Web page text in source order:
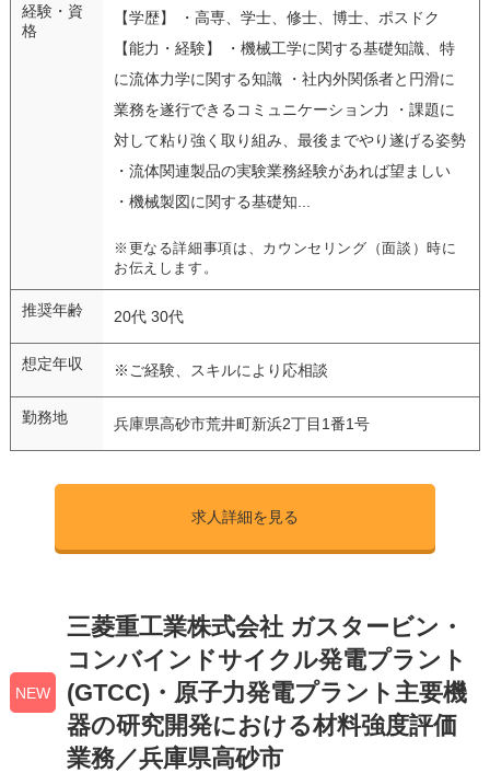
経験・資
格
【学歴】 ・高専、学士、修士、博士、ポスドク
【能力・経験】 ・機械工学に関する基礎知識、特
に流体力学に関する知識 ・社内外関係者と円滑に
業務を遂行できるコミュニケーション力 ・課題に
対して粘り強く取り組み、最後までやり遂げる姿勢
・流体関連製品の実験業務経験があれば望ましい
・機械製図に関する基礎知...
※更なる詳細事項は、カウンセリング（面談）時に
お伝えします。
推奨年齢 20代 30代
想定年収 ※ご経験、スキルにより応相談
勤務地 兵庫県高砂市荒井町新浜2丁目1番1号
求人詳細を見る
NEW
三菱重工業株式会社 ガスタービン・
コンバインドサイクル発電プラント
(GTCC)・原子力発電プラント主要機
器の研究開発における材料強度評価
業務／兵庫県高砂市